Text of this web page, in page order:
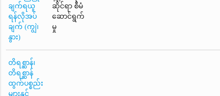
ချက်ရယူ
ရန်လိုအပ်
ချက် (ကျွဲ၊
နွား)
ဆိုင်ရာ စီမံ
ဆောင်ရွက်
မှု
တိရစ္ဆာန်၊
တိရစ္ဆာန်
ထွက်ပစ္စည်း
များနှင့်